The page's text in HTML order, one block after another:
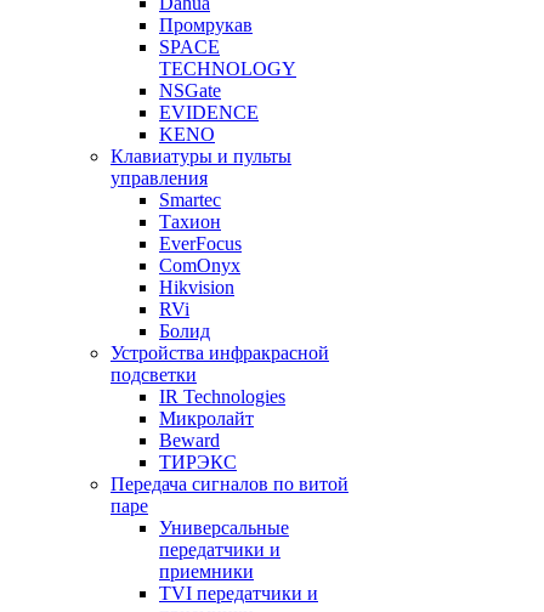
Промрукав
SPACE
TECHNOLOGY
NSGate
EVIDENCE
KENO
Клавиатуры и пульты
управления
Smartec
Тахион
EverFocus
ComOnyx
Hikvision
RVi
Болид
Устройства инфракрасной
подсветки
IR Technologies
Микролайт
Beward
ТИРЭКС
Передача сигналов по витой
паре
Универсальные
передатчики и
приемники
TVI передатчики и